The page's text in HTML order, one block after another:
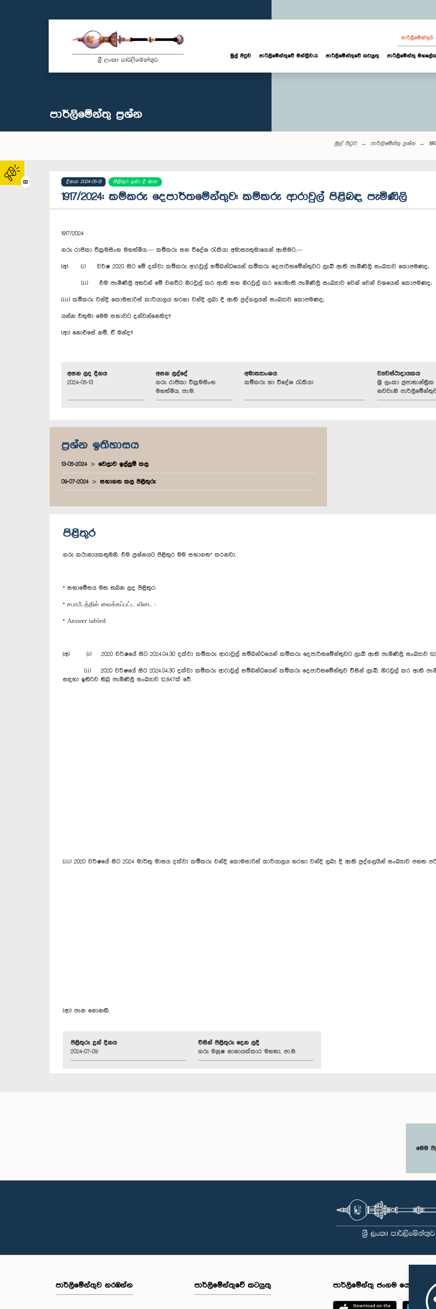
02
පාර්ලි‌මේන්තුව
මුල් පිටුව පාර්ලි‌මේන්තුවේ මන්ත්‍රීවරු පාර්ලිමේන්තුවේ කටයුතු පාර්ලිමේන්තු
පාර්ලි‌මේන්තු‌ ප්‍රශ්න
මුල් පිටුව පාර්ලි‌මේන්තු‌ ප්‍රශ්න
දිනය: 2024-05-13 පිළිතුර ලබා දී ඇත
1917/2024: කම්කරු දෙපාර්තමේන්තුව: කම්කරු ආරාවුල් පිළිබඳ පැමිණිලි
1917/2024
ගරු රාජිකා වික්‍රමසිංහ මහත්මිය,— කම්කරු සහ විදේශ රැකියා අමාත්‍යතුමාගෙන් ඇසීමට,—
(අ) (i) වර්ෂ 2020 සිට මේ දක්වා කම්කරු ආරවුල් සම්බන්ධයෙන් කම්කරු දෙපාර්තමේන්තුවට ලැබී ඇති පැමිණිලි සංඛ්‍යාව කොපමණද;
(ii) එම පැමිණිලි අතරින් මේ වනවිට නිරවුල් කර ඇති සහ නිරවුල් කර නොමැති පැමිණිලි සංඛ්‍යාව වෙන් වෙන් වශයෙන් කොපමණද;
(iii) කම්කරු වන්දි කොමසාරිස් කාර්යාලය හරහා වන්දි ලබා දී ඇති පුද්ගලයන් සංඛ්‍යාව කොපමණද;
යන්න එතුමා මෙම සභාවට දන්වන්නෙහිද?
(ආ) නොඑසේ නම්, ඒ මන්ද?
අසන ලද දිනය
2024-05-13
අසන ලද්දේ
ගරු රාජිකා වික්‍රමසිංහ
මහත්මිය, පා.ම.
අමාත්‍යාංශය
කම්කරු හා විදේශ රැකියා
ව්‍යවස්ථාදායකය
ශ්‍රී ලංකා
නවවැනි
ප්‍රශ්න ඉතිහාසය
13-05-2024 වෙලාව ඉල්ලුම් කල
09-07-2024 සභාගත කල පිළිතුරු
පිළිතුර
ගරු කථානායකතුමනි, එම ප්‍රශ්නයට පිළිතුර මම සභාගත* කරනවා.
* සභාමේසය මත තබන ලද පිළිතුර:
* சபாபீடத்தில் வைக்கப்பட்ட விடை :
* Answer tabled:
(අ) (i) 2020 වර්ෂයේ සිට 2024.04.30 දක්වා කම්කරු ආරාවුල් සම්බන්ධයෙන් කම්කරු දෙපාර්තමේන්තුවට ලැබී ඇති පැමිණිලි ‍සංඛ්‍යාව
(ii) 2020 වර්ෂයේ සිට 2024.04.30 දක්වා කම්කරු ආරාවුල් සම්බන්ධයෙන් කම්කරු දෙපාර්තමේන්තුව විසින් ලැබී, නිරවුල් කර ඇති පැමිණිලි
සඳහා ඉතිරිව තිබූ පැමිණිලි සංඛ්‍යාව 12,847ක් වේ.
(iii) 2020 වර්ෂයේ සිට 2024 මාර්තු මාසය දක්වා කම්කරු වන්දි කොමසාරිස් කාර්යාලය හරහා වන්දි ලබා දී ඇති පුද්ගලයින් සංඛ්‍යාව පහත
(ආ) පැන නොනඟී.
පිළිතුරු දුන් දිනය
2024-07-09
විසින් පිළිතුරු දෙන ලදී
ගරු මනූෂ නානායක්කාර මහතා, පා.ම.
මෙම
පාර්ලි‌මේන්තුව නරඹන්න පාර්ලිමේන්තුවේ කටයුතු පාර්ලිමේන්තු ජංගම යෙදුම